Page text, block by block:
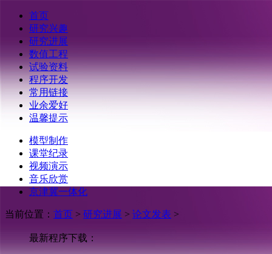
首页
研究兴趣
研究进展
数值工程
试验资料
程序开发
常用链接
业余爱好
温馨提示
模型制作
课堂纪录
视频演示
音乐欣赏
京津冀一体化
当前位置： 首页 > 研究进展 > 论文发表 >
最新程序下载：
基于MATLAB的地表多点地震动可
视化程序MEMS_b
基于C#和.net的可视化接口程序
TJU.SAP2ABAQUS
基于C#和.net地基-基础-人工边界程
序TJU.Foundation
可视化程序MEMS_a
TJU.Wind Simulation